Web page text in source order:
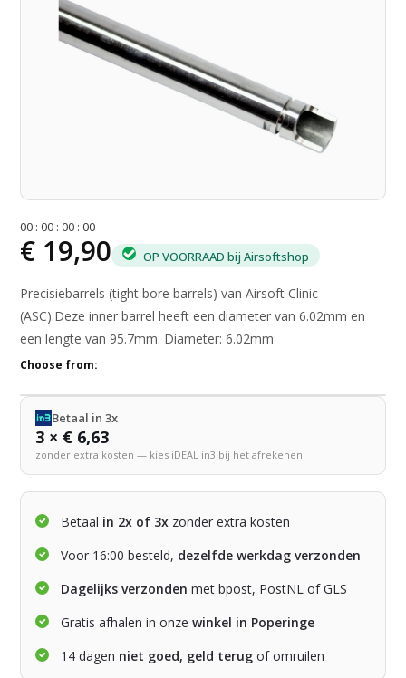
00 :00 :00 :00
€ 19,90 OP VOORRAAD bij Airsoftshop
Precisiebarrels (tight bore barrels) van Airsoft Clinic
(ASC).Deze inner barrel heeft een diameter van 6.02mm en
een lengte van 95.7mm. Diameter: 6.02mm
Choose from:
Betaal in 3x
3 × € 6,63
zonder extra kosten — kies iDEAL in3 bij het afrekenen
Betaal in 2x of 3x zonder extra kosten
Voor 16:00 besteld, dezelfde werkdag verzonden
Dagelijks verzonden met bpost, PostNL of GLS
Gratis afhalen in onzewinkel in Poperinge
14 dagen niet goed, geld terug of omruilen